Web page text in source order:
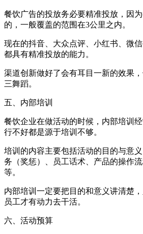
餐饮广告的投放务必要精准投放，因
的，一般覆盖的范围在3公里之内。
现在的抖音、大众点评、小红书、微
都具有精准投放的能力。
渠道创新做好了会有耳目一新的效果
三舞蹈。
五、内部培训
餐饮企业在做活动的时候，内部培训
行不好都是源于培训不够。
培训的内容主要包括活动的目的与意
务（奖惩）、员工话术、产品的操作
等。
内部培训一定要把目的和意义讲清楚
员工才有动力去干活。
六、活动预算